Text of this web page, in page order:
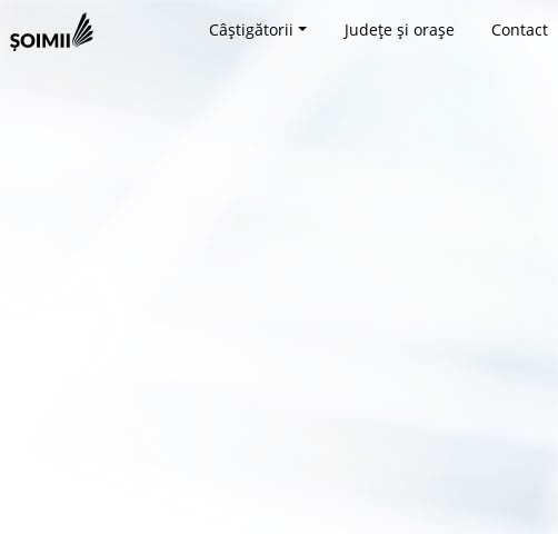
Câștigătorii Județe și orașe Contact